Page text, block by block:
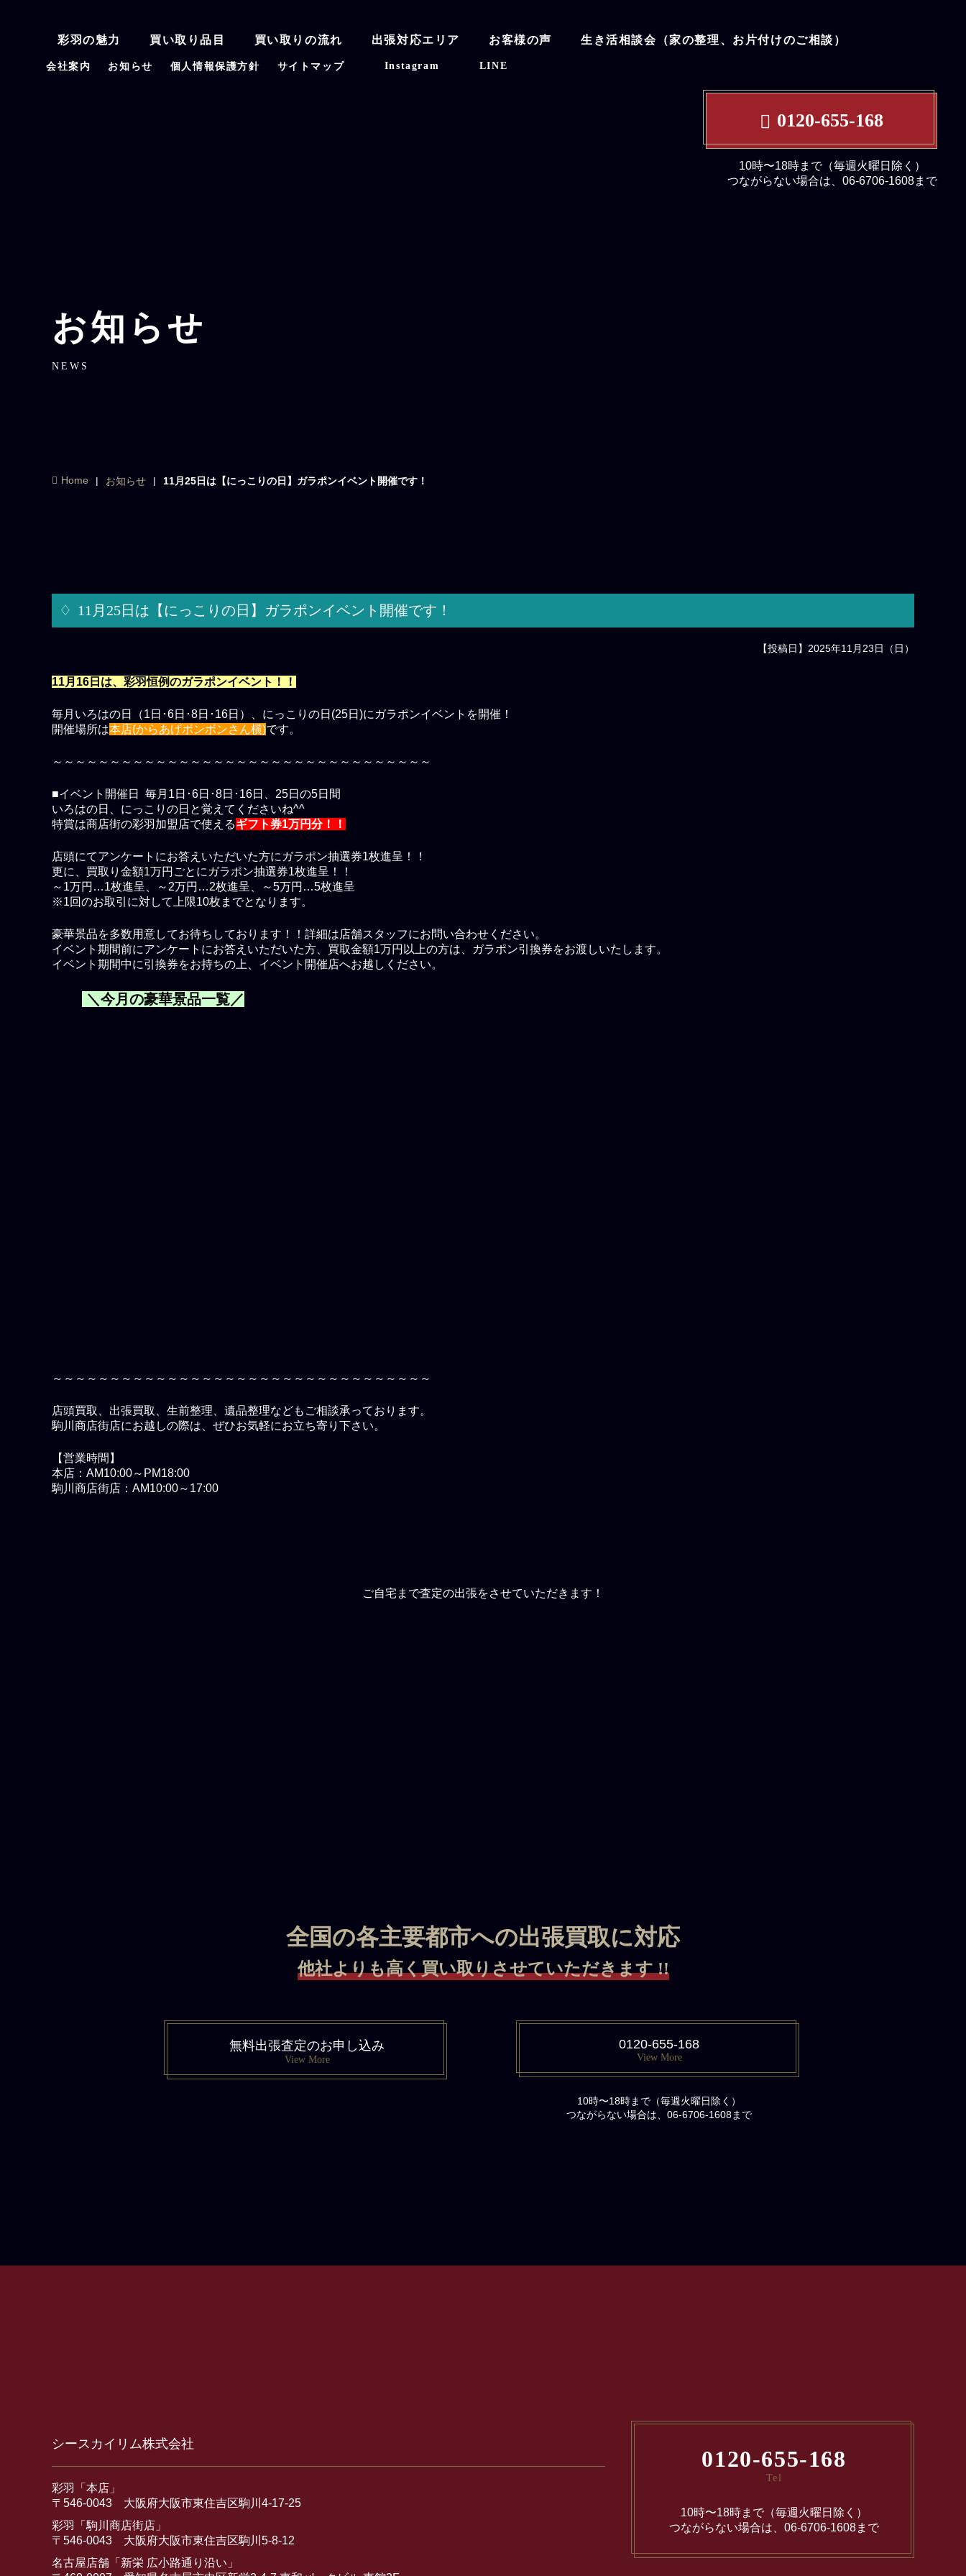
彩羽の魅力 買い取り品目 買い取りの流れ 出張対応エリア お客様の声 生き活相談会（家の整理、お片付けのご相談）
会社案内 お知らせ 個人情報保護方針 サイトマップ Instagram LINE
0120-655-168
10時〜18時まで（毎週火曜日除く）
つながらない場合は、06-6706-1608まで
お知らせ
NEWS
Home お知らせ 11月25日は【にっこりの日】ガラポンイベント開催です！
11月25日は【にっこりの日】ガラポンイベント開催です！
【投稿日】2025年11月23日（日）
11月16日は、彩羽恒例のガラポンイベント！！
毎月いろはの日（1日･6日･8日･16日）、にっこりの日(25日)にガラポンイベントを開催！
開催場所は本店(からあげボンボンさん横)です。
～～～～～～～～～～～～～～～～～～～～～～～～～～～～～～～～～
■イベント開催日 毎月1日･6日･8日･16日、25日の5日間
いろはの日、にっこりの日と覚えてくださいね^^
特賞は商店街の彩羽加盟店で使えるギフト券1万円分！！
店頭にてアンケートにお答えいただいた方にガラポン抽選券1枚進呈！！
更に、買取り金額1万円ごとにガラポン抽選券1枚進呈！！
～1万円…1枚進呈、～2万円…2枚進呈、～5万円…5枚進呈
※1回のお取引に対して上限10枚までとなります。
豪華景品を多数用意してお待ちしております！！詳細は店舗スタッフにお問い合わせください。
イベント期間前にアンケートにお答えいただいた方、買取金額1万円以上の方は、ガラポン引換券をお渡しいたします。
イベント期間中に引換券をお持ちの上、イベント開催店へお越しください。
＼今月の豪華景品一覧／
～～～～～～～～～～～～～～～～～～～～～～～～～～～～～～～～～
店頭買取、出張買取、生前整理、遺品整理などもご相談承っております。
駒川商店街店にお越しの際は、ぜひお気軽にお立ち寄り下さい。
【営業時間】
本店：AM10:00～PM18:00
駒川商店街店：AM10:00～17:00
ご自宅まで査定の出張をさせていただきます！
全国の各主要都市への出張買取に対応
他社よりも高く買い取りさせていただきます !!
無料出張査定のお申し込み
View More
0120-655-168
View More
10時〜18時まで（毎週火曜日除く）
つながらない場合は、06-6706-1608まで
シースカイリム株式会社
彩羽「本店」
〒546-0043 大阪府大阪市東住吉区駒川4-17-25
彩羽「駒川商店街店」
〒546-0043 大阪府大阪市東住吉区駒川5-8-12
名古屋店舗「新栄 広小路通り沿い」
0120-655-168
Tel
10時〜18時まで（毎週火曜日除く）
つながらない場合は、06-6706-1608まで